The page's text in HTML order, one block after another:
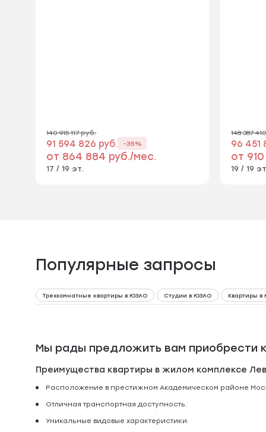
140 915 117 руб.
91 594 826 руб. -35%
от 864 884 руб./мес.
17 / 19 эт.
148 387
96 451
от
19 / 19
Популярные запросы
Трехкомнатные квартиры в ЮЗАО Студии в ЮЗАО Квартиры в
Мы рады предложить вам приобрести
Преимущества квартиры в жилом комплексе
Расположение в престижном Академическом районе
Отличная транспортная доступность.
Уникальные видовые характеристики.